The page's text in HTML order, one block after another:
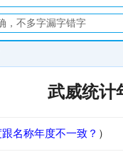
武威统计
名称年度不一致？ ）